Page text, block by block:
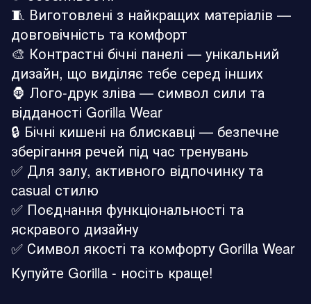
🧵 Виготовлені з найкращих матеріалів —
довговічність та комфорт
🎨 Контрастні бічні панелі — унікальний
дизайн, що виділяє тебе серед інших
🦍 Лого‑друк зліва — символ сили та
відданості Gorilla Wear
🔒 Бічні кишені на блискавці — безпечне
зберігання речей під час тренувань
✅ Для залу, активного відпочинку та
casual стилю
✅ Поєднання функціональності та
яскравого дизайну
✅ Символ якості та комфорту Gorilla Wear
Купуйте Gorilla - носіть краще!